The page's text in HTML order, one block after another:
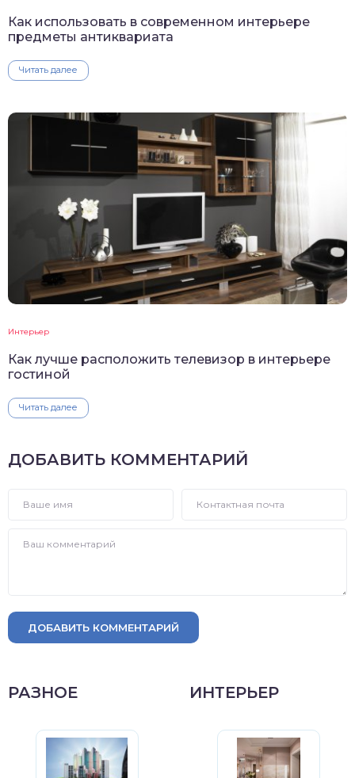
Как использовать в современном интерьере
предметы антиквариата
Читать далее
Интерьер
Как лучше расположить телевизор в интерьере
гостиной
Читать далее
ДОБАВИТЬ КОММЕНТАРИЙ
ДОБАВИТЬ КОММЕНТАРИЙ
РАЗНОЕ ИНТЕРЬЕР